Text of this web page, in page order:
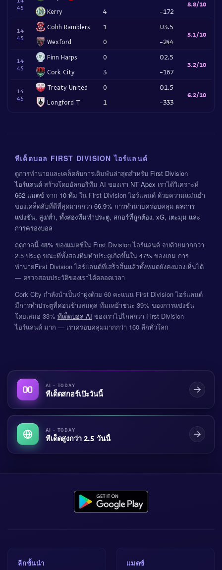
45
Kerry
4
-172
8.8/10
14
45
Cobh Ramblers
Wexford
1
0
U3.5
-244
5.1/10
14
45
Finn Harps
Cork City
0
3
O2.5
-167
3.2/10
14
45
Treaty United
Longford T
0
1
O1.5
-333
6.2/10
ทีเด็ดบอล FIRST DIVISION ไอร์แลนด์
ดูการทำนายและเคล็ดลับการเดิมพันล่าสุดสำหรับ First Division
ไอร์แลนด์ สร้างโดยอัลกอริทึม AI ของเรา NT Apex เราได้วิเคราะห์
662 แมตช์ จาก 10 ทีม ใน First Division ไอร์แลนด์ ด้วยความแม่นยำ
ของเคล็ดลับที่ดีที่สุดมากกว่า 66.9% การทำนายครอบคลุม ผลการ
แข่งขัน, สูง/ต่ำ, ทั้งสองทีมทำประตู, สกอร์ที่ถูกต้อง, xG, เตะมุม และ
การครองบอล
ฤดูกาลนี้ 48% ของแมตช์ใน First Division ไอร์แลนด์ จบด้วยมากกว่า
2.5 ประตู ขณะที่ทั้งสองทีมทำประตูเกิดขึ้นใน 47% ของเกม การ
ทำนายFirst Division ไอร์แลนด์ที่เสร็จสิ้นแล้วทั้งหมดยังคงมองเห็นได้
— ตรวจสอบประวัติของเราได้ตลอดเวลา
Cork City กำลังนำเป็นจ่าฝูงด้วย 60 คะแนน First Division ไอร์แลนด์
มีการทำประตูที่ค่อนข้างสมดุล ทีมเหย้าชนะ 39% ของการแข่งขัน
โดยเสมอ 33% ทีเด็ดบอล AI ของเราไปไกลกว่า First Division
ไอร์แลนด์ มาก — เราครอบคลุมมากกว่า 160 ลีกทั่วโลก
AI · TODAY
ทีเด็ดสกอร์เป๊ะวันนี้
AI · TODAY
ทีเด็ดสูงกว่า 2.5 วันนี้
ลีกชั้นนำ แมตช์